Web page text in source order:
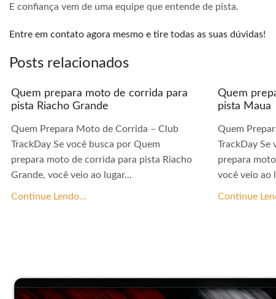
E confiança vem de uma equipe que entende de pista.
Entre em contato agora mesmo e tire todas as suas dúvidas!
Posts relacionados
Quem prepara moto de corrida para
pista Riacho Grande
Quem Prepara Moto de Corrida – Club
TrackDay Se você busca por Quem
prepara moto de corrida para pista Riacho
Grande, você veio ao lugar...
Continue Lendo...
Quem
pista Maua
Quem
TrackDay Se
prepara
você veio ao
Continue